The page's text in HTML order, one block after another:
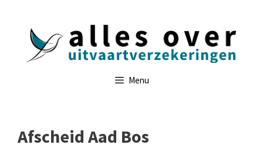
Menu
Afscheid Aad Bos